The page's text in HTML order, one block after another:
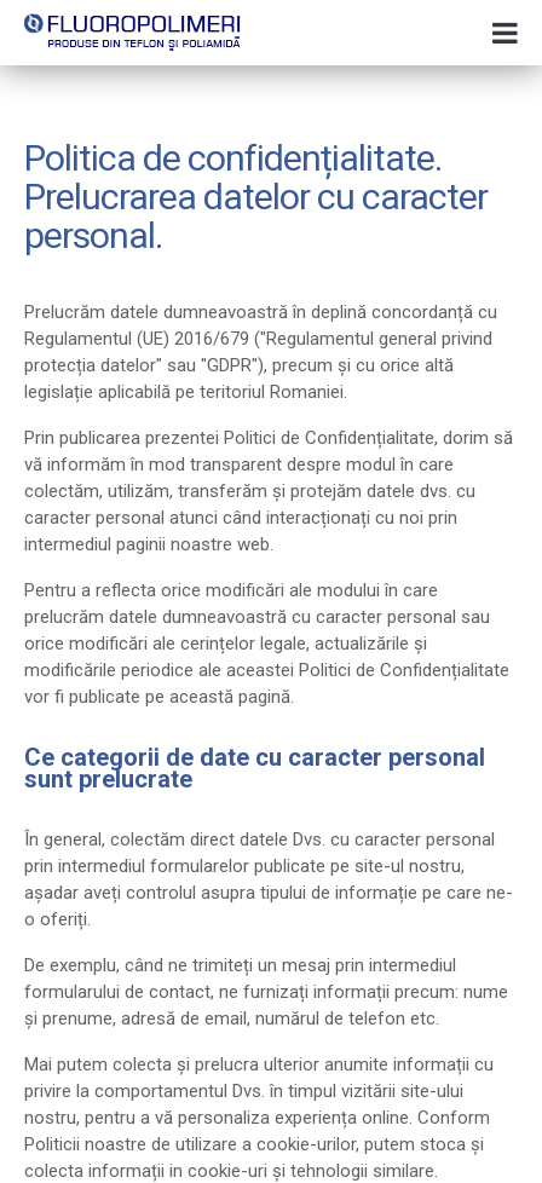
Politica de confidențialitate.
Prelucrarea datelor cu caracter
personal.
Prelucrăm datele dumneavoastră în deplină concordanță cu
Regulamentul (UE) 2016/679 ("Regulamentul general privind
protecția datelor" sau "GDPR"), precum și cu orice altă
legislație aplicabilă pe teritoriul Romaniei.
Prin publicarea prezentei Politici de Confidențialitate, dorim să
vă informăm în mod transparent despre modul în care
colectăm, utilizăm, transferăm și protejăm datele dvs. cu
caracter personal atunci când interacționați cu noi prin
intermediul paginii noastre web.
Pentru a reflecta orice modificări ale modului în care
prelucrăm datele dumneavoastră cu caracter personal sau
orice modificări ale cerințelor legale, actualizările și
modificările periodice ale aceastei Politici de Confidențialitate
vor fi publicate pe această pagină.
Ce categorii de date cu caracter personal
sunt prelucrate
În general, colectăm direct datele Dvs. cu caracter personal
prin intermediul formularelor publicate pe site-ul nostru,
așadar aveți controlul asupra tipului de informație pe care ne-
o oferiți.
De exemplu, când ne trimiteți un mesaj prin intermediul
formularului de contact, ne furnizați informații precum: nume
și prenume, adresă de email, numărul de telefon etc.
Mai putem colecta și prelucra ulterior anumite informații cu
privire la comportamentul Dvs. în timpul vizitării site-ului
nostru, pentru a vă personaliza experiența online. Conform
Politicii noastre de utilizare a cookie-urilor, putem stoca și
colecta informații in cookie-uri și tehnologii similare.